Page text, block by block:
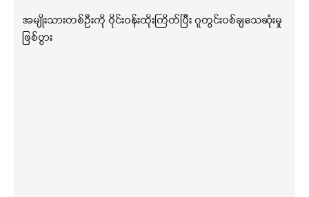
အမျိုးသားတစ်ဦးကို ဝိုင်းဝန်းထိုးကြိတ်ပြီး ဂူတွင်းပစ်ချသေဆုံးမှု
ဖြစ်ပွား